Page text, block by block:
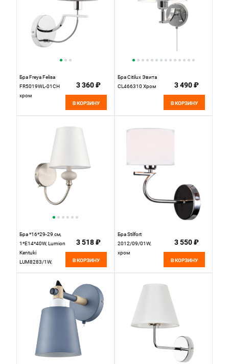
Бра Freya Felisa
FR5019WL-01CH
хром
3 360 ₽
В КОРЗИНУ
Бра Citilux Эвита
CL466310 Хром
3 490 ₽
В КОРЗИНУ
Бра *16*29-29 см,
1*E14*40W, Lumion
Kentuki
LUM8283/1W,
3 518 ₽
В КОРЗИНУ
Бра Stilfort
2012/09/01W,
хром
3 550 ₽
В КОРЗИНУ